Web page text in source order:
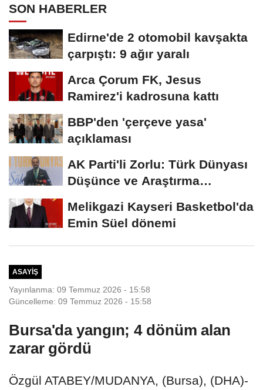
SON HABERLER
Edirne'de 2 otomobil kavşakta
çarpıştı: 9 ağır yaralı
Arca Çorum FK, Jesus
Ramirez'i kadrosuna kattı
BBP'den 'çerçeve yasa'
açıklaması
AK Parti'li Zorlu: Türk Dünyası
Düşünce ve Araştırma
Melikgazi Kayseri Basketbol'da
Emin Süel dönemi
ASAYIŞ
Yayınlanma: 09 Temmuz 2026 - 15:58
Güncelleme: 09 Temmuz 2026 - 15:58
Bursa'da yangın; 4 dönüm alan
zarar gördü
Özgül ATABEY/MUDANYA, (Bursa), (DHA)-